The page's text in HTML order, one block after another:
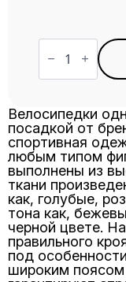
Количество
товара
Велосипедки
ВЖ-11
Велосипедки
посадкой от
спортивная
любым типом
выполнены из
ткани
как, голубые,
тона как,
черной цвете.
правильного
под
широким